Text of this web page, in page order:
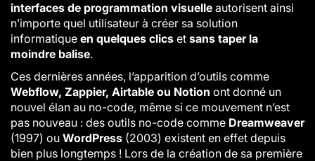
interfaces de programmation visuelle autorisent ainsi
n’importe quel utilisateur à créer sa solution
informatique en quelques clics et sans taper la
moindre balise.
Ces dernières années, l’apparition d’outils comme
Webflow, Zappier, Airtable ou Notion ont donné un
nouvel élan au no-code, même si ce mouvement n’est
pas nouveau : des outils no-code comme Dreamweaver
(1997) ou WordPress (2003) existent en effet depuis
bien plus longtemps ! Lors de la création de sa première